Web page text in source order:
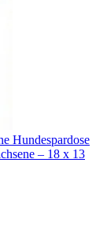
Hundespardose
– 18 x 13